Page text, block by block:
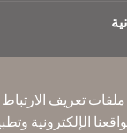
Accessibility Plan
ملفات تعريف
الإلكترونية